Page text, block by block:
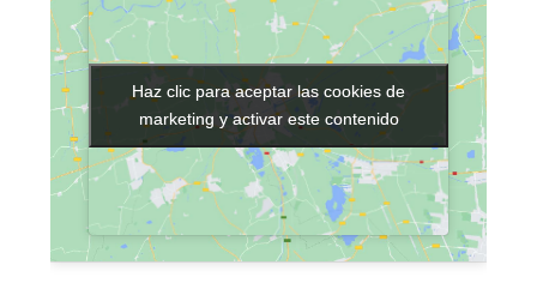
Haz clic para aceptar las cookies de
marketing y activar este contenido
Haz clic para aceptar las cookies de
marketing y activar este contenido